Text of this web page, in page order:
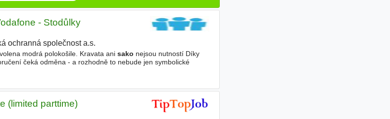
- Stodůlky
ochranná společnost a.s.
modrá polokošile. Kravata ani sako nejsou nutností Díky
čeká odměna - a rozhodně to nebude jen symbolické
(limited parttime)